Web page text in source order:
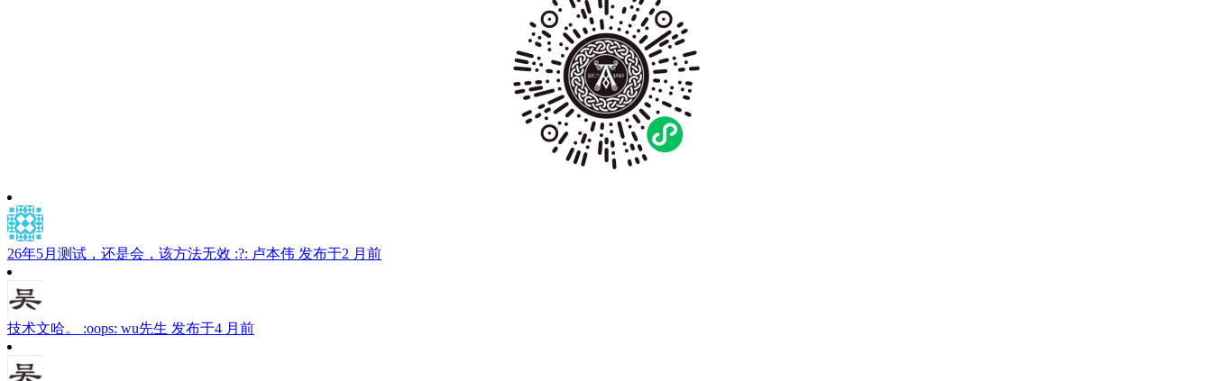
26年5月测试，还是会，该方法无效 :?: 卢本伟 发布于2 月前
技术文哈。 :oops: wu先生 发布于4 月前